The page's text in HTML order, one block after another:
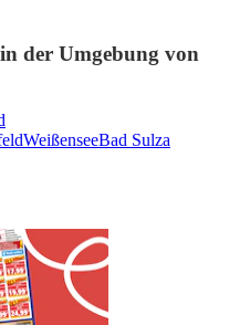
der Umgebung von
WeißenseeBad Sulza